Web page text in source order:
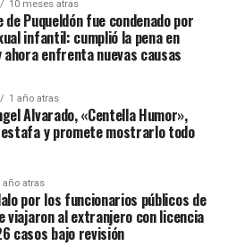
10 meses atras
de Puqueldón fue condenado por
infantil: cumplió la pena en
enfrenta nuevas causas
1 año atras
Alvarado, «Centella Humor»,
estafa y promete mostrarlo todo
año atras
por los funcionarios públicos de
viajaron al extranjero con licencia
casos bajo revisión